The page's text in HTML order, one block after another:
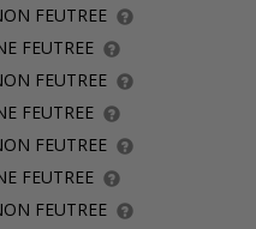
FEUTREE
FEUTREE
FEUTREE
FEUTREE
FEUTREE
FEUTREE
FEUTREE